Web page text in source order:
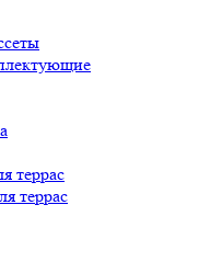
террас
террас